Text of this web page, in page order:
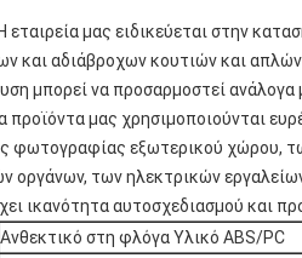
εταιρεία μας ειδικεύεται στην
και αδιάβροχων κουτιών και
μπορεί να προσαρμοστεί
μας χρησιμοποιούνται
φωτογραφίας εξωτερικού χώρου,
οργάνων, των ηλεκτρικών
ικανότητα αυτοσχεδιασμού και
Ανθεκτικό στη φλόγα Υλικό ABS/PC